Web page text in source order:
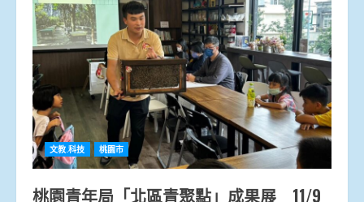
文教.科技 桃園市
桃園青年局「北區青聚點」成果展 11/9